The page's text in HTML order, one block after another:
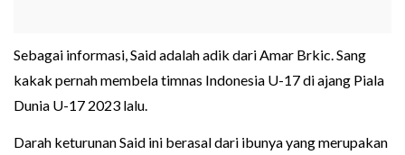
Sebagai informasi, Said adalah adik dari Amar Brkic. Sang
kakak pernah membela timnas Indonesia U-17 di ajang Piala
Dunia U-17 2023 lalu.
Darah keturunan Said ini berasal dari ibunya yang merupakan